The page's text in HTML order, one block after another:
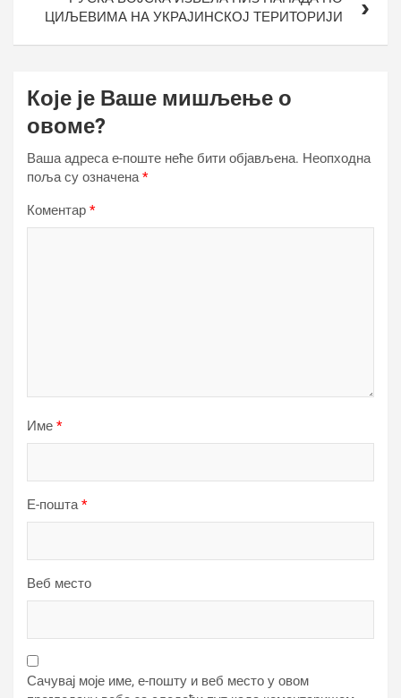
ЦИЉЕВИМА НА УКРАЈИНСКОЈ ТЕРИТОРИЈИ
Које је Ваше мишљење о
овоме?
Ваша адреса е-поште неће бити објављена. Неопходна
поља су означена*
Коментар *
Име *
Е-пошта*
Веб место
Сачувај моје име, е-пошту и веб место у овом